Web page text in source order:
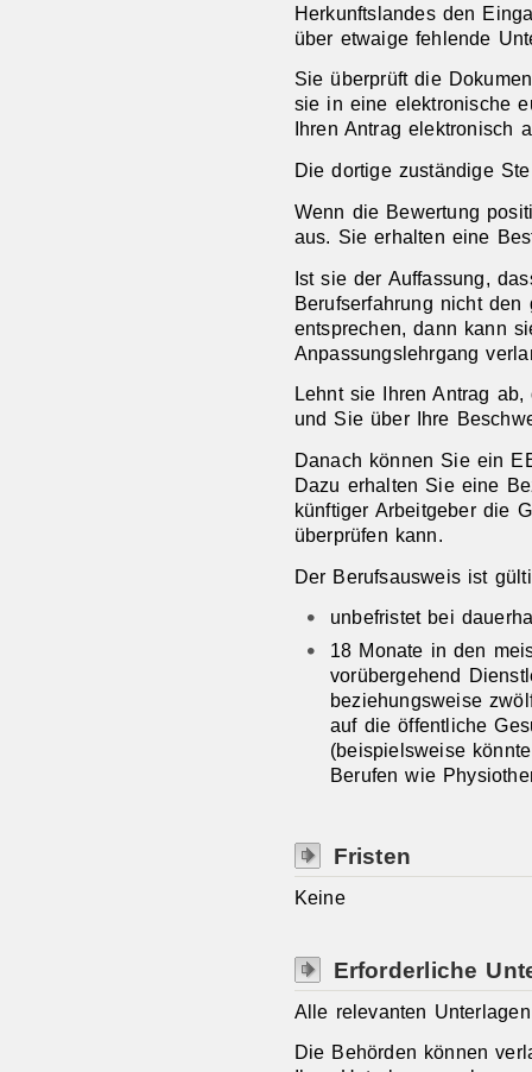
Herkunftslandes den
über etwaige fehlende
Sie überprüft die
sie in eine elektronische
Ihren Antrag elektronisch
Die dortige zuständige
Wenn die Bewertung
aus. Sie erhalten eine
Ist sie der Auffassung,
Berufserfahrung nicht
entsprechen, dann kann
Anpassungslehrgang
Lehnt sie Ihren Antrag
und Sie über Ihre
Danach können Sie ein
Dazu erhalten Sie eine
künftiger Arbeitgeber die
überprüfen kann.
Der Berufsausweis ist
unbefristet bei
18 Monate in den
vorübergehend
beziehungsweise
auf die öffentliche
(beispielsweise
Berufen wie
Fristen
Keine
Erforderliche
Alle relevanten
Die Behörden können